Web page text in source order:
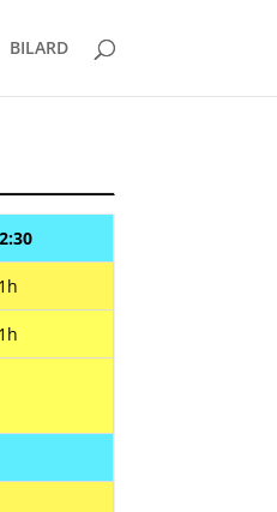
BILARD